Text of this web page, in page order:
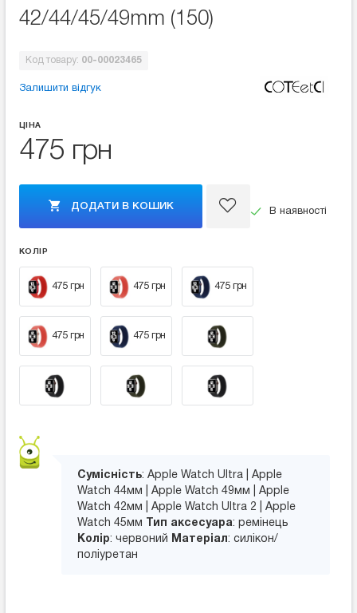
42/44/45/49mm (150)
Код товару: 00-00023465
Залишити відгук
ЦІНА
475 грн
ДОДАТИ В КОШИК
В наявності
КОЛІР
475 грн 475 грн 475 грн
475 грн 475 грн
Сумісність: Apple Watch Ultra | Apple
Watch 44мм | Apple Watch 49мм | Apple
Watch 42мм | Apple Watch Ultra 2 | Apple
Watch 45мм
Тип аксесуара: ремінець
Колір: червоний Матеріал: силікон/
поліуретан